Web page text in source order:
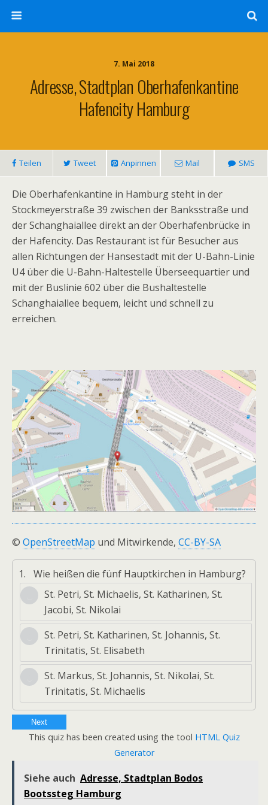
7. Mai 2018
Adresse, Stadtplan Oberhafenkantine
Hafencity Hamburg
Teilen Tweet Anpinnen Mail SMS
Die Oberhafenkantine in Hamburg steht in der
Stockmeyerstraße 39 zwischen der Banksstraße und
der Schanghaiallee direkt an der Oberhafenbrücke in
der Hafencity. Das Restaurant ist für Besucher aus
allen Richtungen der Hansestadt mit der U-Bahn-Linie
U4 über die U-Bahn-Haltestelle Überseequartier und
mit der Buslinie 602 über die Bushaltestelle
Schanghaiallee bequem, leicht und schnell zu
erreichen.
© OpenStreetMap und Mitwirkende, CC-BY-SA
1.
Wie heißen die fünf Hauptkirchen in Hamburg?
St. Petri, St. Michaelis, St. Katharinen, St.
Jacobi, St. Nikolai
St. Petri, St. Katharinen, St. Johannis, St.
Trinitatis, St. Elisabeth
St. Markus, St. Johannis, St. Nikolai, St.
Trinitatis, St. Michaelis
Next
This quiz has been created using the tool HTML Quiz
Generator
Siehe auch Adresse, Stadtplan Bodos
Bootssteg Hamburg